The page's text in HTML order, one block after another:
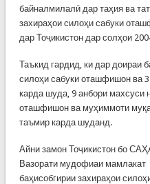
байналмилалӣ дар таҳия ва
захираҳои силоҳи сабуки
дар Тоҷикистон дар солҳои
Таъкид гардид, ки дар доираи
силоҳи сабуки оташфишон ва
карда шуда, 9 анбори махсуси
оташфишон ва муҳиммоти
таъмир карда шуданд.
Айни замон Тоҷикистон бо
Вазорати мудофиаи мамлакат
баҳисобгирии захираҳои